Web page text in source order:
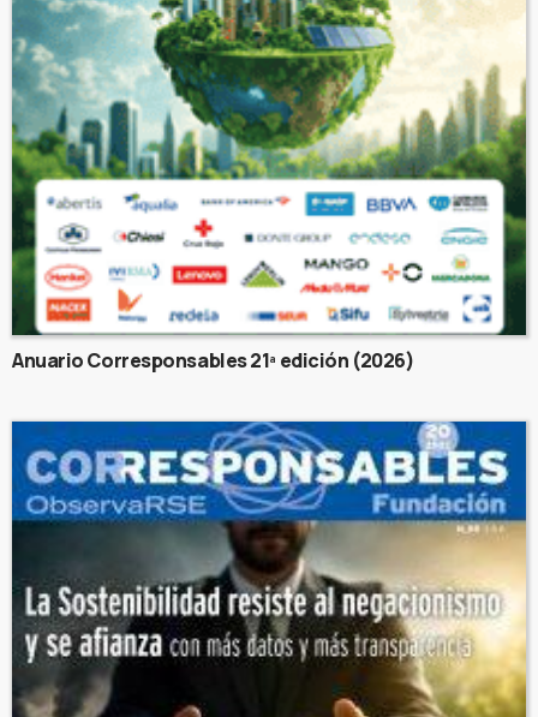
Anuario Corresponsables 21ª edición (2026)